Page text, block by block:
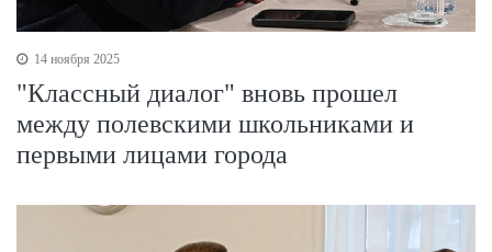
14 ноября 2025
"Классный диалог" вновь прошел
между полевскими школьниками и
первыми лицами города